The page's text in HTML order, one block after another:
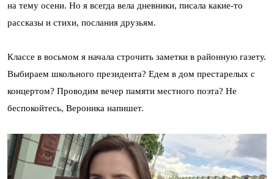
на тему осени. Но я всегда вела дневники, писала какие-то
рассказы и стихи, послания друзьям.
Классе в восьмом я начала строчить заметки в районную газету.
Выбираем школьного президента? Едем в дом престарелых с
концертом? Проводим вечер памяти местного поэта? Не
беспокойтесь, Вероника напишет.